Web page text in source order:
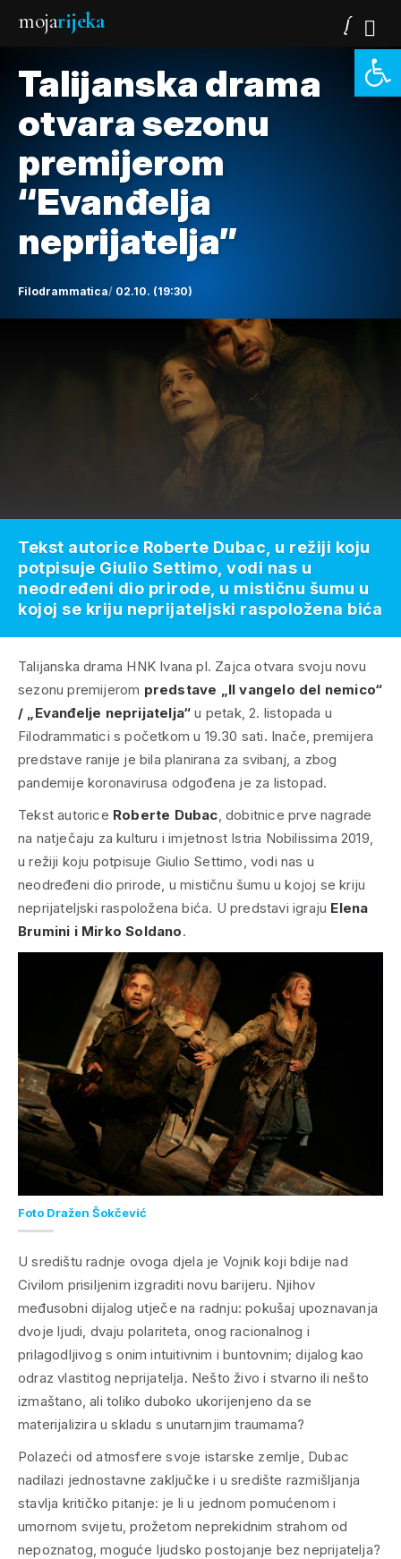
mojarijeka
Talijanska drama
otvara sezonu
premijerom
“Evanđelja
neprijatelja”
Filodrammatica 02.10. (19:30)
Talijanska drama HNK Ivana pl. Zajca otvara svoju novu
sezonu premijerom predstave „Il vangelo del nemico“
/ „Evanđelje neprijatelja“ u petak, 2. listopada u
Filodrammatici s početkom u 19.30 sati. Inače, premijera
predstave ranije je bila planirana za svibanj, a zbog
pandemije koronavirusa odgođena je za listopad.
Tekst autorice Roberte Dubac, dobitnice prve nagrade
na natječaju za kulturu i imjetnost Istria Nobilissima 2019,
u režiji koju potpisuje Giulio Settimo,vodi nas u
neodređeni dio prirode, u mističnu šumu u kojoj se kriju
neprijateljski raspoložena bića. U predstavi igraju Elena
Brumini i Mirko Soldano.
Foto Dražen Šokčević
U središtu radnje ovoga djela je Vojnik koji bdije nad
Civilom prisiljenim izgraditi novu barijeru. Njihov
međusobni dijalog utječe na radnju: pokušaj upoznavanja
dvoje ljudi, dvaju polariteta, onog racionalnog i
prilagodljivog s onim intuitivnim i buntovnim; dijalog kao
odraz vlastitog neprijatelja. Nešto živo i stvarno ili nešto
izmaštano, ali toliko duboko ukorijenjeno da se
materijalizira u skladu s unutarnjim traumama?
Polazeći od atmosfere svoje istarske zemlje, Dubac
nadilazi jednostavne zaključke i u središte razmišljanja
stavlja kritičko pitanje: je li u jednom pomućenom i
umornom svijetu, prožetom neprekidnim strahom od
nepoznatog, moguće ljudsko postojanje bez neprijatelja?
Tekst autorice Roberte Dubac, u režiji koju
potpisuje Giulio Settimo, vodi nas u
neodređeni dio prirode, u mističnu šumu u
kojoj se kriju neprijateljski raspoložena bića